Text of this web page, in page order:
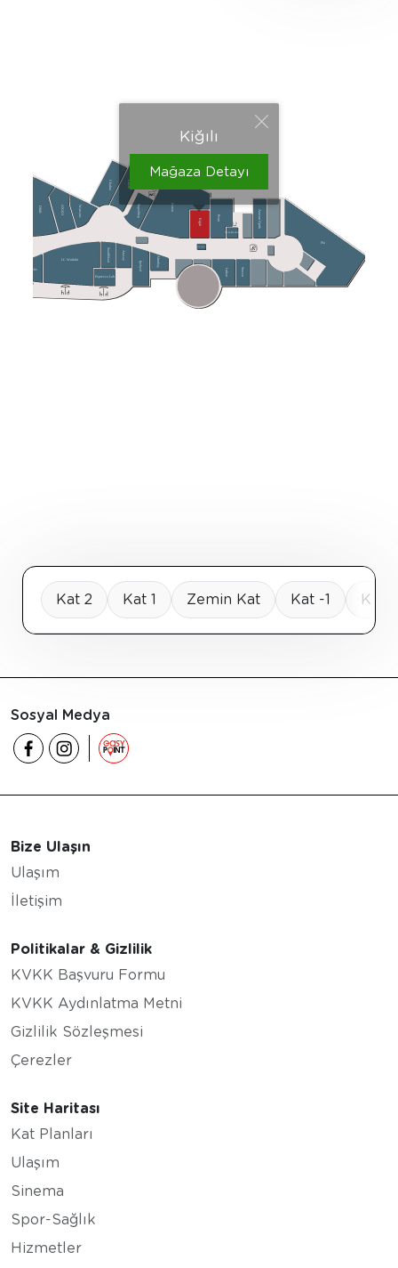
Altınbaş
Atasay
Atasun Optik
Chakra
D&R
Espresso Lab
Flo
Gusto
Hello Sweetie
Kiğılı
Koton
LC Waikiki
Lufian
OXXO
Penti
Saat&Saat
Starbucks
SuperStep
Suwen
Watsons
Yves Rocher
İpekyol
Kiğılı
Mağaza Detayı
Kat 2 Kat 1 Zemin Kat Kat -1 Kat -
Sosyal Medya
Bize Ulaşın
Ulaşım
İletişim
Site Haritası
Kat Planları
Ulaşım
Sinema
Spor-Sağlık
Hizmetler
Politikalar & Gizlilik
KVKK Başvuru Formu
KVKK Aydınlatma Metni
Gizlilik Sözleşmesi
Çerezler